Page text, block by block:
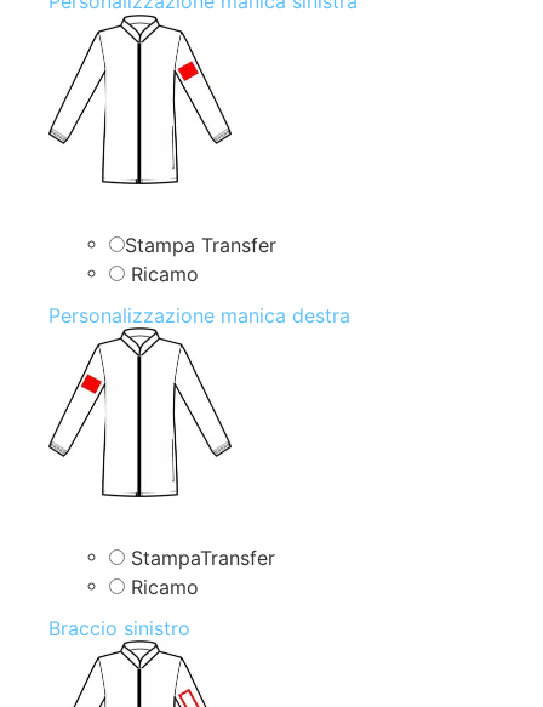
Stampa Transfer
Ricamo
Personalizzazione manica destra
StampaTransfer
Ricamo
Braccio sinistro